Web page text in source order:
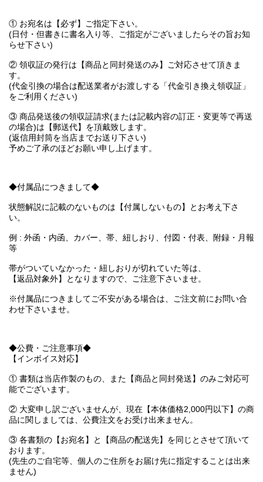
① お宛名は【必ず】ご指定下さい。
(日付・但書きに書名入り等、ご指定がございましたらその旨お知
らせ下さい)
② 領収証の発行は【商品と同封発送のみ】ご対応させて頂きま
す。
(代金引換の場合は配送業者がお渡しする「代金引き換え領収証」
をご利用ください)
③ 商品発送後の領収証請求(または記載内容の訂正・変更等で再送
の場合)は【郵送代】を頂戴致します。
(返信用封筒を当店までお送り下さい)
予めご了承のほどお願い申し上げます。
◆付属品につきまして◆
状態解説に記載のないものは【付属しないもの】とお考え下さ
い。
例 : 外函・内函、カバー、帯、紐しおり、付図・付表、附録・月報
等
帯がついていなかった・紐しおりが切れていた等は、
【返品対象外】となりますので、ご注意下さいませ。
※付属品につきましてご不安がある場合は、ご注文前にお問い合
わせ下さいませ。
◆公費・ご注意事項◆
【インボイス対応】
① 書類は当店作製のもの、また【商品と同封発送】のみご対応可
能でございます。
② 大変申し訳ございませんが、現在【本体価格2,000円以下】の商
品に関しましては、公費注文をお受け出来ません。
③ 各書類の【お宛名】と【商品の配送先】を同じとさせて頂いて
おります。
(先生のご自宅等、個人のご住所をお届け先に指定することは出来
ません)